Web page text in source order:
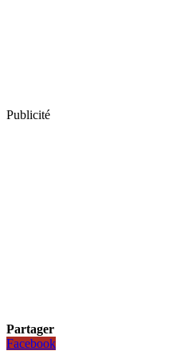
Publicité
Partager
Facebook